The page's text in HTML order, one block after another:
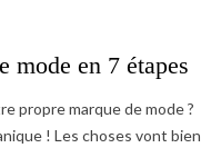
mode en 7 étapes
propre marque de mode ?
! Les choses vont